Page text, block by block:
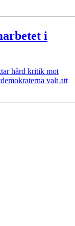
i
hård kritik mot
valt att